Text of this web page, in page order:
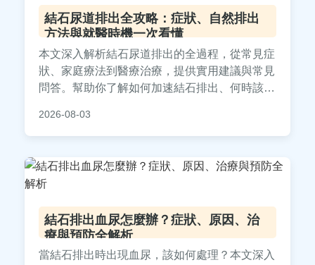
結石尿道排出全攻略：症狀、自然排出
方法與就醫時機一次看懂
本文深入解析結石尿道排出的全過程，從常見症
狀、家庭療法到醫療治療，提供實用建議與常見
問答。幫助你了解如何加速結石排出、何時該就
疑問。
2026-08-03
結石排出血尿怎麼辦？症狀、原因、治
療與預防全解析
當結石排出時出現血尿，該如何處理？本文深入